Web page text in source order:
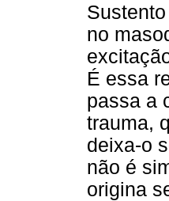
no
É essa
passa a
trauma,
deixa-o
não é
origina